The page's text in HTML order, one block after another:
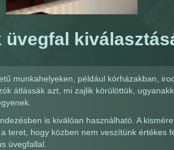
munkahelyeken, például kórházakban,
átlássák azt, mi zajlik körülöttük,
is kiválóan használható. A
teret, hogy közben nem veszítünk értékes
üvegfallal.